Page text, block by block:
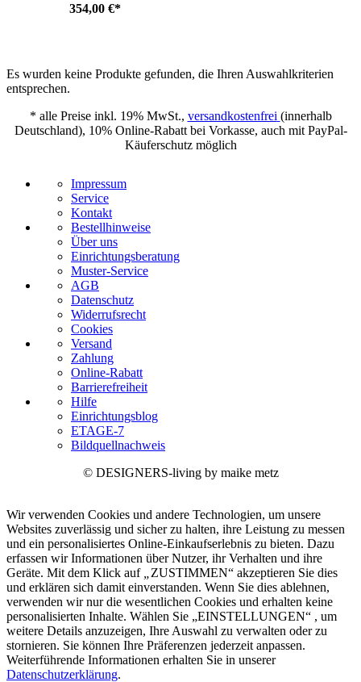
354,00 €*
Es wurden keine Produkte gefunden, die Ihren Auswahlkriterien
entsprechen.
* alle Preise inkl. 19% MwSt., versandkostenfrei (innerhalb
Deutschland), 10% Online-Rabatt bei Vorkasse, auch mit PayPal-
Käuferschutz möglich
Impressum
Service
Kontakt
Bestellhinweise
Über uns
Einrichtungsberatung
Muster-Service
AGB
Datenschutz
Widerrufsrecht
Cookies
Versand
Zahlung
Online-Rabatt
Barrierefreiheit
Hilfe
Einrichtungsblog
ETAGE-7
Bildquellnachweis
© DESIGNERS-living by maike metz
Wir verwenden Cookies und andere Technologien, um unsere
Websites zuverlässig und sicher zu halten, ihre Leistung zu messen
und ein personalisiertes Online-Einkaufserlebnis zu bieten. Dazu
erfassen wir Informationen über Nutzer, ihr Verhalten und ihre
Geräte. Mit dem Klick auf
ZUSTIMMEN“ akzeptieren Sie dies
und erklären sich damit einverstanden. Wenn Sie dies ablehnen,
verwenden wir nur die wesentlichen Cookies und erhalten keine
personalisierten Inhalte. Wählen Sie „EINSTELLUNGEN“ , um
weitere Details anzuzeigen, Ihre Auswahl zu verwalten oder zu
stornieren. Sie können Ihre Präferenzen jederzeit anpassen.
Weiterführende Informationen erhalten Sie in unserer
Datenschutzerklärung.